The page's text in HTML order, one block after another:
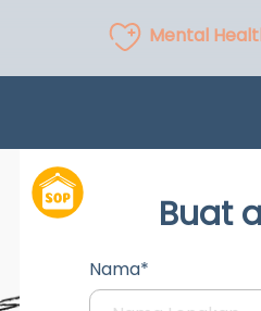
Mental
Buat
Nama*